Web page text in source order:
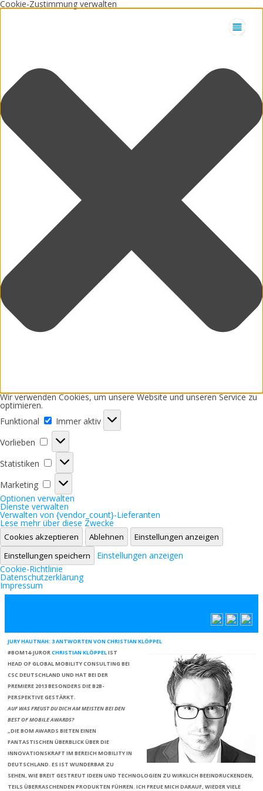
Cookie-Zustimmung verwalten
Wir verwenden Cookies, um unsere Website und unseren Service zu
optimieren.
Funktional
Immer aktiv
Vorlieben
Vorlieben
Statistiken
Statistiken
Marketing
Marketing
Optionen verwalten
Dienste verwalten
Verwalten von {vendor_count}-Lieferanten
Lese mehr über diese Zwecke
Cookies akzeptieren Ablehnen
Einstellungen anzeigen
Einstellungen speichern
Einstellungen anzeigen
Cookie-Richtlinie
Datenschutzerklärung
Impressum
Zum Inhalt springen
JURY HAUTNAH: 3 ANTWORTEN VON CHRISTIAN KLÖPPEL
#BOM14-JURORCHRISTIAN KLÖPPELIST
HEAD OF GLOBAL MOBILITY CONSULTING BEI
CSC DEUTSCHLAND UND HAT BEI DER
PREMIERE 2013 BESONDERS DIE B2B-
PERSPEKTIVE GESTÄRKT.
AUF WAS FREUST DU DICH AM MEISTEN BEI DEN
BEST OF MOBILE AWARDS?
„DIE BOM AWARDS BIETEN EINEN
FANTASTISCHEN ÜBERBLICK ÜBER DIE
INNOVATIONSKRAFT IM BEREICH MOBILITY IN
DEUTSCHLAND. ES IST WUNDERBAR ZU
SEHEN, WIE BREIT GESTREUT IDEEN UND TECHNOLOGIEN ZU WIRKLICH BEEINDRUCKENDEN,
TEILS ÜBERRASCHENDEN PRODUKTEN FÜHREN. ICH FREUE MICH DARAUF, WIEDER VIELE